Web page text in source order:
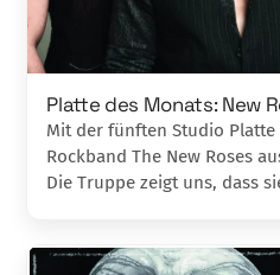
Platte des Monats: New
Mit der fünften Studio
Rockband The New Roses
Die Truppe zeigt uns, dass